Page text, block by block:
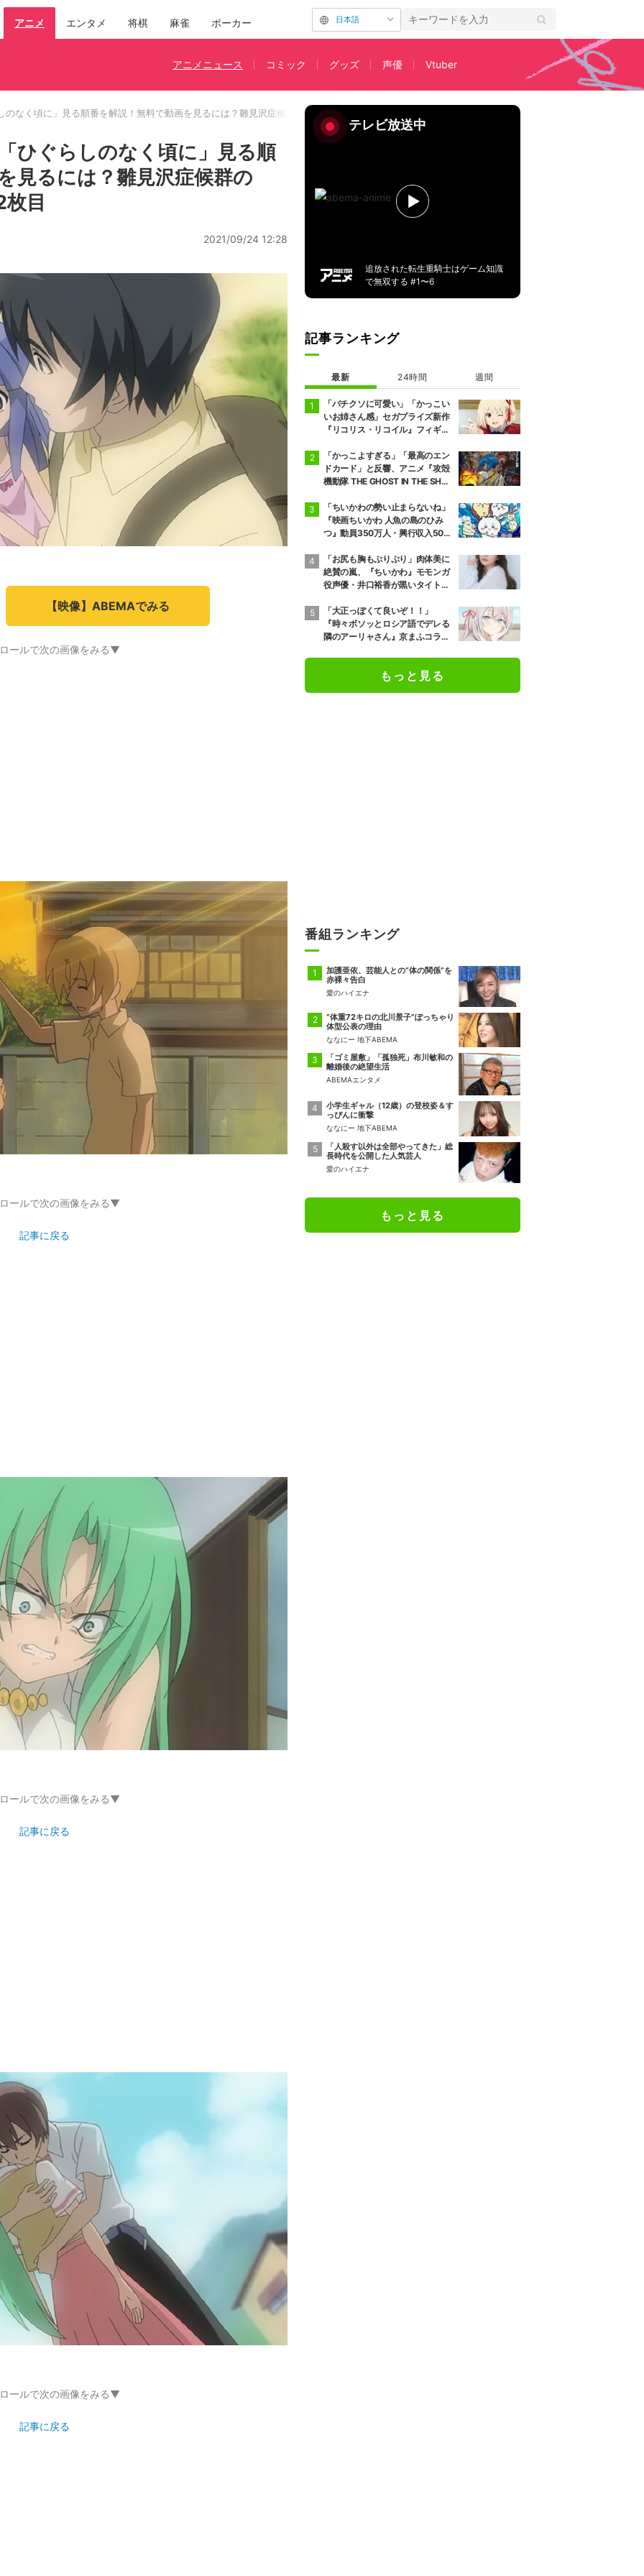
アニメ エンタメ 将棋 麻雀 ポーカー 日本語
アニメニュース コミック グッズ 声優 Vtuber
のなく頃に」見る順番を解説！無料で動画を見るには？雛見沢症候群の謎、あらすじまとめ
ひぐらしのなく頃に」見る順
見るには？雛見沢症候群の
目
2021/09/24 12:28
【映像】ABEMAでみる
ールで次の画像をみる▼
ールで次の画像をみる▼
記事に戻る
ールで次の画像をみる▼
記事に戻る
ールで次の画像をみる▼
記事に戻る
テレビ放送中
追放された転生重騎士はゲーム知識
で無双する #1〜6
記事ランキング
最新 24時間 週間
「バチクソに可愛い」「かっこい
いお姉さん感」セガプライズ新作
『リコリス・リコイル』フィギュ
「かっこよすぎる」「最高のエン
ドカード」と反響、アニメ『攻殻
機動隊 THE GHOST IN THE SHEL
「ちいかわの勢い止まらないね」
『映画ちいかわ 人魚の島のひみ
つ』動員350万人・興行収入50億
「お尻も胸もぷりぷり」肉体美に
絶賛の嵐、『ちいかわ』モモンガ
役声優・井口裕香が黒いタイトウ
「大正っぽくて良いぞ！！」
『時々ボソッとロシア語でデレる
隣のアーリャさん』京まふコラボ
もっと見る
番組ランキング
加護亜依、芸能人との“体の関係”を
赤裸々告白
愛のハイエナ
“体重72キロの北川景子”ぽっちゃり
体型公表の理由
ななにー 地下ABEMA
「ゴミ屋敷」「孤独死」布川敏和の
離婚後の絶望生活
ABEMAエンタメ
小学生ギャル（12歳）の登校姿＆す
っぴんに衝撃
ななにー 地下ABEMA
「人殺す以外は全部やってきた」総
長時代を公開した人気芸人
愛のハイエナ
もっと見る